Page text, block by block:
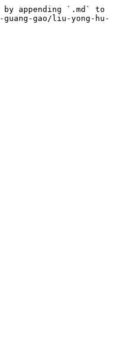
appending `.md` to
gao/liu-yong-hu-